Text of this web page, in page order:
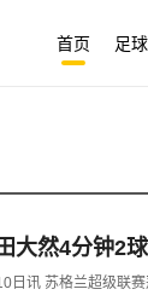
首页 足
大然4分钟2
日讯 苏格兰超级联